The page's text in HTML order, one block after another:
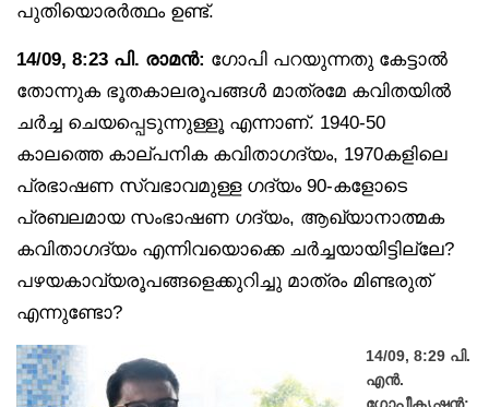
പുതിയൊരർത്ഥം ഉണ്ട്.
14/09, 8:23 പി. രാമൻ: ഗോപി പറയുന്നതു കേട്ടാൽ
തോന്നുക ഭൂതകാലരൂപങ്ങൾ മാത്രമേ കവിതയിൽ
ചർച്ച ചെയപ്പെടുന്നുള്ളൂ എന്നാണ്. 1940-50
കാലത്തെ കാല്പനിക കവിതാഗദ്യം, 1970കളിലെ
പ്രഭാഷണ സ്വഭാവമുള്ള ഗദ്യം 90-കളോടെ
പ്രബലമായ സംഭാഷണ ഗദ്യം, ആഖ്യാനാത്മക
കവിതാഗദ്യം എന്നിവയൊക്കെ ചർച്ചയായിട്ടില്ലേ?
പഴയകാവ്യരൂപങ്ങളെക്കുറിച്ചു മാത്രം മിണ്ടരുത്
എന്നുണ്ടോ?
14/09, 8:29 പി.
എൻ.